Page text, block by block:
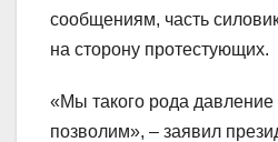
сообщениям, часть
на сторону протестующих.
«Мы такого рода давление
позволим», – заявил